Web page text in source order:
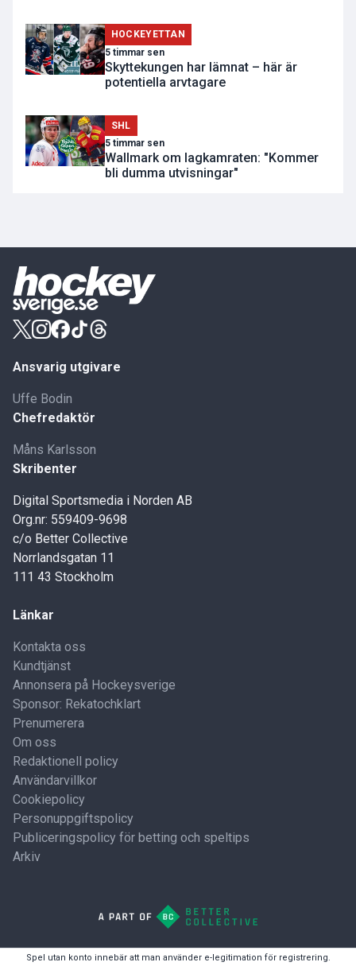
HOCKEYETTAN
5 timmar sen
Skyttekungen har lämnat – här är
potentiella arvtagare
SHL
5 timmar sen
Wallmark om lagkamraten: "Kommer
bli dumma utvisningar"
Ansvarig utgivare
Uffe Bodin
Chefredaktör
Måns Karlsson
Skribenter
Digital Sportsmedia i Norden AB
Org.nr: 559409-9698
c/o Better Collective
Norrlandsgatan 11
111 43 Stockholm
Länkar
Kontakta oss
Kundtjänst
Annonsera på Hockeysverige
Sponsor: Rekatochklart
Prenumerera
Om oss
Redaktionell policy
Användarvillkor
Cookiepolicy
Personuppgiftspolicy
Publiceringspolicy för betting och speltips
Arkiv
Spel utan konto innebär att man använder e-legitimation för registrering.